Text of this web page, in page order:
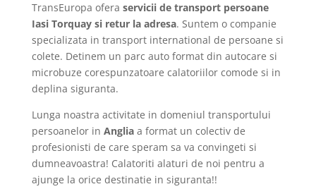
TransEuropa ofera servicii de transport persoane
Iasi Torquay si retur la adresa. Suntem o companie
specializata in transport international de persoane si
colete. Detinem un parc auto format din autocare si
microbuze corespunzatoare calatoriilor comode si in
deplina siguranta.
Lunga noastra activitate in domeniul transportului
persoanelor in Angliaa format un colectiv de
profesionisti de care speram sa va convingeti si
dumneavoastra! Calatoriti alaturi de noi pentru a
ajunge la orice destinatie in siguranta!!